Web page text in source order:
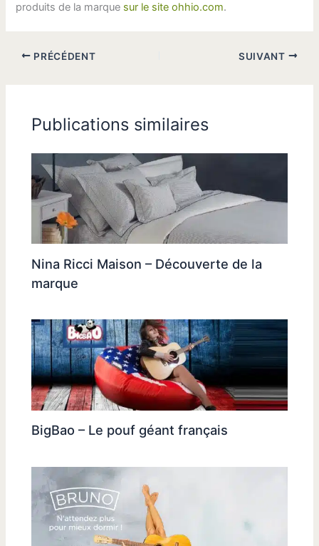
produits de la marque sur le site ohhio.com.
PRÉCÉDENT SUIVANT
Publications similaires
Nina Ricci Maison – Découverte de la
marque
BigBao – Le pouf géant français